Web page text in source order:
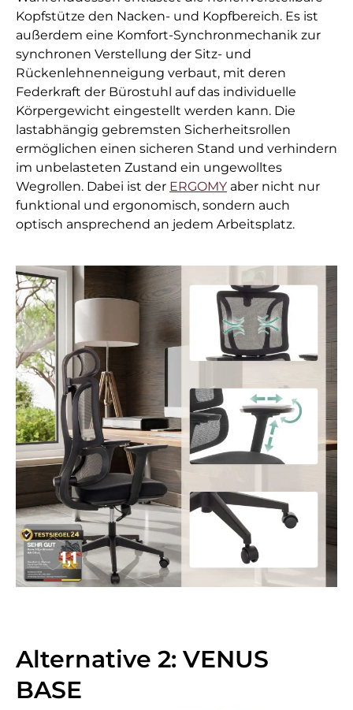
Kopfstütze den Nacken- und Kopfbereich. Es ist
außerdem eine Komfort-Synchronmechanik zur
synchronen Verstellung der Sitz- und
Rückenlehnenneigung verbaut, mit deren
Federkraft der Bürostuhl auf das individuelle
Körpergewicht eingestellt werden kann. Die
lastabhängig gebremsten Sicherheitsrollen
ermöglichen einen sicheren Stand und verhindern
im unbelasteten Zustand ein ungewolltes
Wegrollen. Dabei ist der ERGOMY aber nicht nur
funktional und ergonomisch, sondern auch
optisch ansprechend an jedem Arbeitsplatz.
Alternative 2: VENUS
BASE